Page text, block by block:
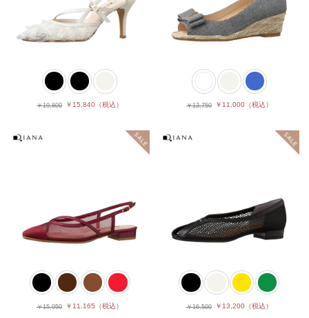
￥19,800 ￥15,840 （税込） ￥13,750 ￥11,000（税込）
￥15,950 ￥11,165 （税込） ￥16,500 ￥13,200（税込）